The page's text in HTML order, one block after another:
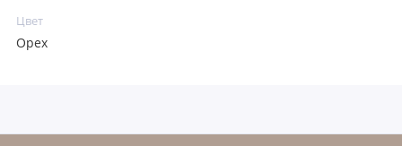
Цвет
Орех